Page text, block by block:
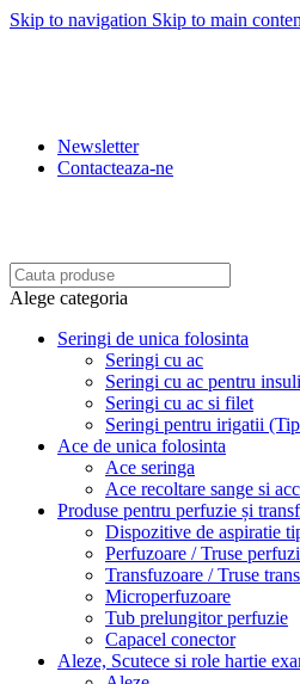
Skip to navigation Skip to main
Newsletter
Contacteaza-ne
Alege categoria
Seringi de unica folosinta
Seringi cu ac
Seringi cu ac pentru
Seringi cu ac si filet
Seringi pentru irigatii
Ace de unica folosinta
Ace seringa
Ace recoltare sange si
Produse pentru perfuzie și
Dispozitive de aspiratie
Perfuzoare / Truse
Transfuzoare / Truse
Microperfuzoare
Tub prelungitor perfuzie
Capacel conector
Aleze, Scutece si role hartie